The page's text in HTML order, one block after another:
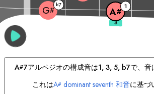
G#
b7
A# 1
A#7アルペジオの構成音は1, 3, 5, b7で、音
これはA# dominant seventh 和音に基づ